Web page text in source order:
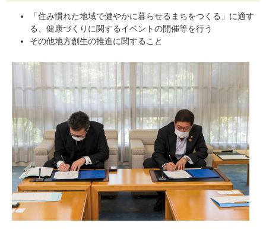
「住み慣れた地域で健やかに暮らせるまちをつくる」に適す
る、健康づくりに関するイベントの開催等を行う
その他地方創生の推進に関すること